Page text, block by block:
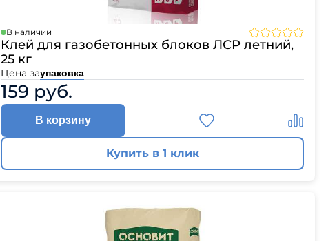
В наличии
Клей для газобетонных блоков ЛСР летний,
25 кг
Цена заупаковка
159 руб.
В корзину
Купить в 1 клик